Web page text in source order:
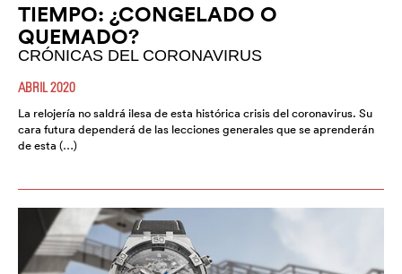
TIEMPO: ¿CONGELADO O
QUEMADO?
CRÓNICAS DEL CORONAVIRUS
ABRIL 2020
La relojería no saldrá ilesa de esta histórica crisis del coronavirus. Su
cara futura dependerá de las lecciones generales que se aprenderán
de esta (…)